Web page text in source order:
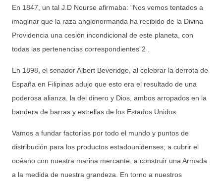
En 1847, un tal J.D Nourse afirmaba: “Nos vemos tentados a
imaginar que la raza anglonormanda ha recibido de la Divina
Providencia una cesión incondicional de este planeta, con
todas las pertenencias correspondientes”2 .
En 1898, el senador Albert Beveridge, al celebrar la derrota de
España en Filipinas adujo que esto era el resultado de una
poderosa alianza, la del dinero y Dios, ambos arropados en la
bandera de barras y estrellas de los Estados Unidos:
Vamos a fundar factorías por todo el mundo y puntos de
distribución para los productos estadounidenses; a cubrir el
océano con nuestra marina mercante; a construir una Armada
a la medida de nuestra grandeza. En torno a nuestros